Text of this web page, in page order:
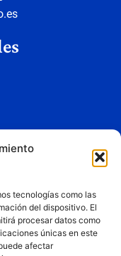
tecnologías como las
del dispositivo. El
procesar datos como
únicas en este
afectar
reservados